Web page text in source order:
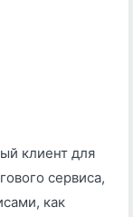
клиент для
сервиса,
как